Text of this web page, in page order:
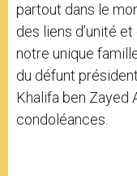
partout dans le
des liens d’unité
notre unique
du défunt
Khalifa ben Zayed
condoléances.